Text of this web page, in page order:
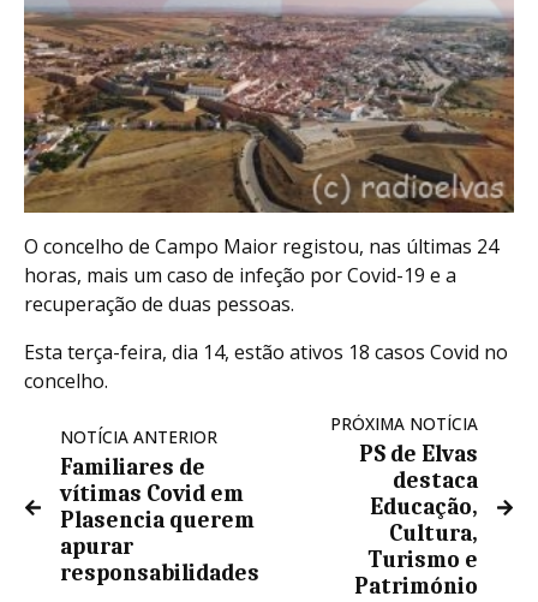
O concelho de Campo Maior registou, nas últimas 24
horas, mais um caso de infeção por Covid-19 e a
recuperação de duas pessoas.
Esta terça-feira, dia 14, estão ativos 18 casos Covid no
concelho.
NOTÍCIA ANTERIOR
Familiares de
vítimas Covid em
Plasencia querem
apurar
responsabilidades
PRÓXIMA NOTÍCIA
PS de Elvas
destaca
Educação,
Cultura,
Turismo e
Património